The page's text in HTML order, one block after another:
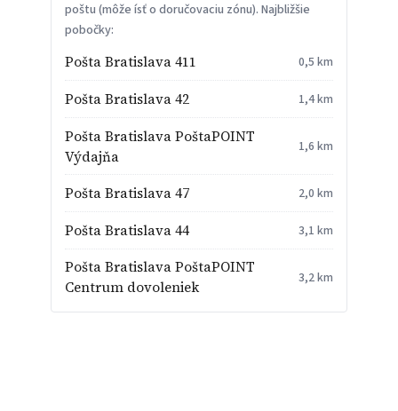
poštu (môže ísť o doručovaciu zónu). Najbližšie
pobočky:
Pošta Bratislava 411 0,5 km
Pošta Bratislava 42 1,4 km
Pošta Bratislava PoštaPOINT
Výdajňa
1,6 km
Pošta Bratislava 47 2,0 km
Pošta Bratislava 44 3,1 km
Pošta Bratislava PoštaPOINT
Centrum dovoleniek
3,2 km